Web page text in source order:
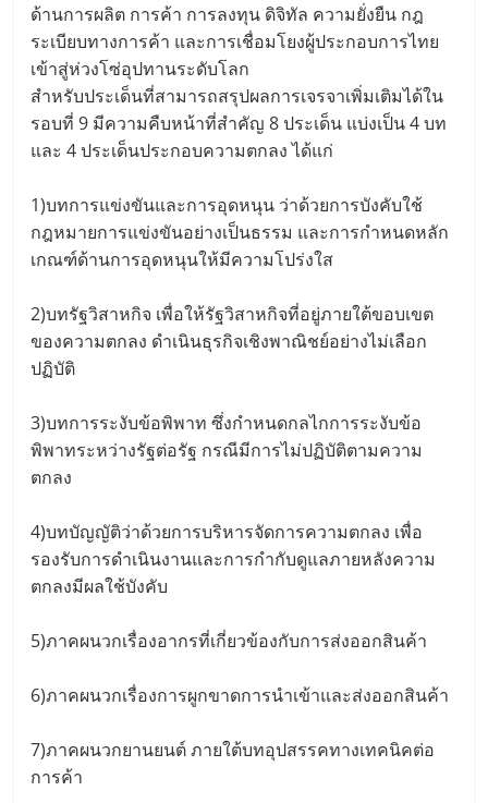
ด้านการผลิต การค้า การลงทุน ดิจิทัล ความยั่งยืน กฎ
ระเบียบทางการค้า และการเชื่อมโยงผู้ประกอบการไทย
เข้าสู่ห่วงโซ่อุปทานระดับโลก
สำหรับประเด็นที่สามารถสรุปผลการเจรจาเพิ่มเติมได้ใน
รอบที่ 9 มีความคืบหน้าที่สำคัญ 8 ประเด็น แบ่งเป็น 4 บท
และ 4 ประเด็นประกอบความตกลง ได้แก่
1)บทการแข่งขันและการอุดหนุน ว่าด้วยการบังคับใช้
กฎหมายการแข่งขันอย่างเป็นธรรม และการกำหนดหลัก
เกณฑ์ด้านการอุดหนุนให้มีความโปร่งใส
2)บทรัฐวิสาหกิจ เพื่อให้รัฐวิสาหกิจที่อยู่ภายใต้ขอบเขต
ของความตกลง ดำเนินธุรกิจเชิงพาณิชย์อย่างไม่เลือก
ปฏิบัติ
3)บทการระงับข้อพิพาท ซึ่งกำหนดกลไกการระงับข้อ
พิพาทระหว่างรัฐต่อรัฐ กรณีมีการไม่ปฏิบัติตามความ
ตกลง
4)บทบัญญัติว่าด้วยการบริหารจัดการความตกลง เพื่อ
รองรับการดำเนินงานและการกำกับดูแลภายหลังความ
ตกลงมีผลใช้บังคับ
5)ภาคผนวกเรื่องอากรที่เกี่ยวข้องกับการส่งออกสินค้า
6)ภาคผนวกเรื่องการผูกขาดการนำเข้าและส่งออกสินค้า
7)ภาคผนวกยานยนต์ ภายใต้บทอุปสรรคทางเทคนิคต่อ
การค้า